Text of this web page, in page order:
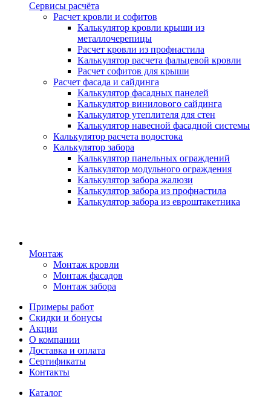
Сервисы расчёта
Расчет кровли и софитов
Калькулятор кровли крыши из
металлочерепицы
Расчет кровли из профнастила
Калькулятор расчета фальцевой кровли
Расчет софитов для крыши
Расчет фасада и сайдинга
Калькулятор фасадных панелей
Калькулятор винилового сайдинга
Калькулятор утеплителя для стен
Калькулятор навесной фасадной системы
Калькулятор расчета водостока
Калькулятор забора
Калькулятор панельных ограждений
Калькулятор модульного ограждения
Калькулятор забора жалюзи
Калькулятор забора из профнастила
Калькулятор забора из евроштакетника
Монтаж
Монтаж кровли
Монтаж фасадов
Монтаж забора
Примеры работ
Скидки и бонусы
Акции
О компании
Доставка и оплата
Сертификаты
Контакты
Каталог